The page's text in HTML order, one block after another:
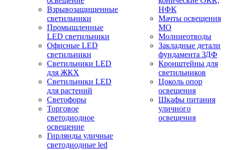
Взрывозащищенные
светильники
Промышленные
LED светильники
Офисные LED
светильники
Cветильники LED
для ЖКХ
Светильники LED
для растений
Светофоры
Торговое
светодиодное
освещение
Гирлянды уличные
светодиодные led
НФК
Мачты освещения
МО
Молниеотводы
Закладные детали
фундамента ЗДФ
Кронштейны для
светильников
Цоколь опор
освещения
Шкафы питания
уличного
освещения